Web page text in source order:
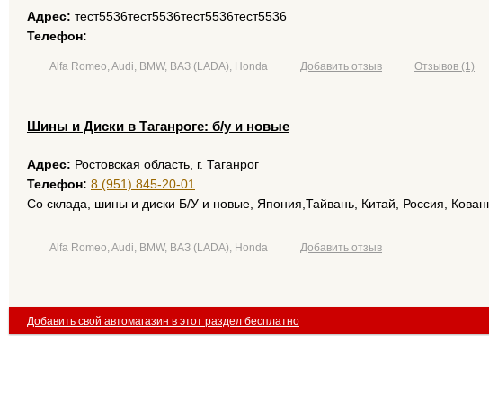
Адрес: тест5536тест5536тест5536тест5536
Телефон:
Alfa Romeo, Audi, BMW, ВАЗ (LADA), Honda Добавить отзыв Отзывов (1)
Шины и Диски в Таганроге: б/у и новые
Адрес: Ростовская область, г. Таганрог
Телефон: 8 (951) 845-20-01
Со склада, шины и диски Б/У и новые, Япония,Тайвань, Китай, Россия,
Alfa Romeo, Audi, BMW, ВАЗ (LADA), Honda Добавить отзыв
Добавить свой автомагазин в этот раздел бесплатно